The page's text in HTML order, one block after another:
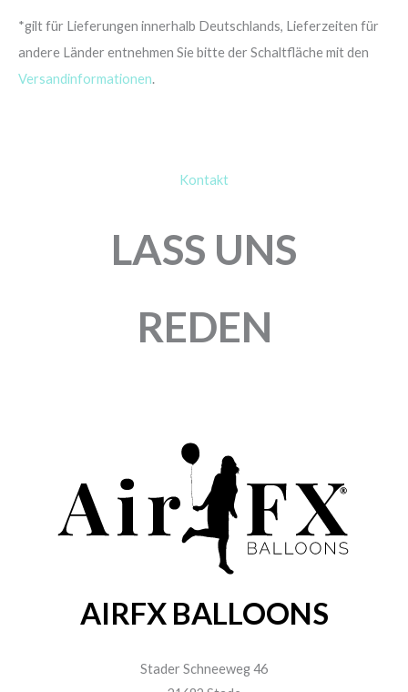
*gilt für Lieferungen innerhalb Deutschlands, Lieferzeiten für
andere Länder entnehmen Sie bitte der Schaltfläche mit den
Versandinformationen.
Kontakt
LASS UNS
REDEN
AIRFX BALLOONS
Stader Schneeweg 46